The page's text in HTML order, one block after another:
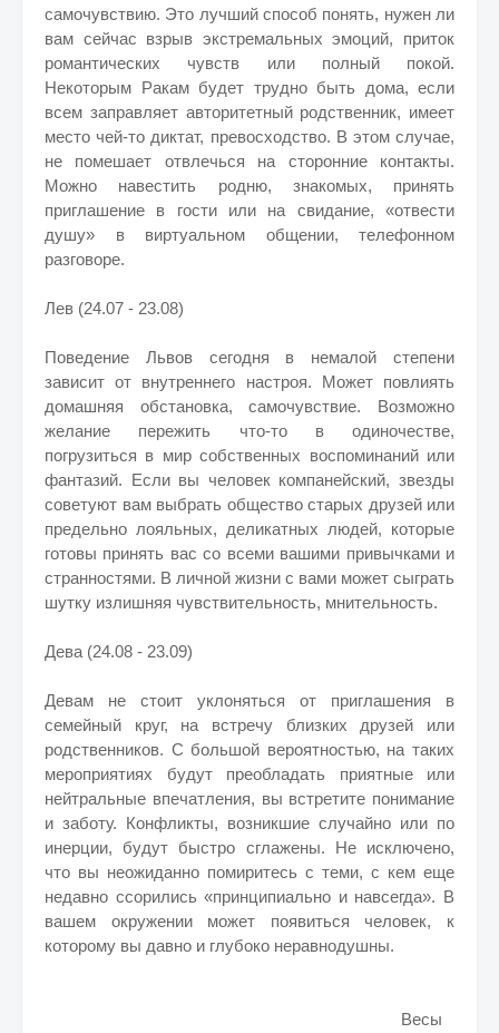
самочувствию. Это лучший способ понять, нужен ли
вам сейчас взрыв экстремальных эмоций, приток
романтических чувств или полный покой.
Некоторым Ракам будет трудно быть дома, если
всем заправляет авторитетный родственник, имеет
место чей-то диктат, превосходство. В этом случае,
не помешает отвлечься на сторонние контакты.
Можно навестить родню, знакомых, принять
приглашение в гости или на свидание, «отвести
душу» в виртуальном общении, телефонном
разговоре.
Лев (24.07 - 23.08)
Поведение Львов сегодня в немалой степени
зависит от внутреннего настроя. Может повлиять
домашняя обстановка, самочувствие. Возможно
желание пережить что-то в одиночестве,
погрузиться в мир собственных воспоминаний или
фантазий. Если вы человек компанейский, звезды
советуют вам выбрать общество старых друзей или
предельно лояльных, деликатных людей, которые
готовы принять вас со всеми вашими привычками и
странностями. В личной жизни с вами может сыграть
шутку излишняя чувствительность, мнительность.
Дева (24.08 - 23.09)
Девам не стоит уклоняться от приглашения в
семейный круг, на встречу близких друзей или
родственников. С большой вероятностью, на таких
мероприятиях будут преобладать приятные или
нейтральные впечатления, вы встретите понимание
и заботу. Конфликты, возникшие случайно или по
инерции, будут быстро сглажены. Не исключено,
что вы неожиданно помиритесь с теми, с кем еще
недавно ссорились «принципиально и навсегда». В
вашем окружении может появиться человек, к
которому вы давно и глубоко неравнодушны.
Весы